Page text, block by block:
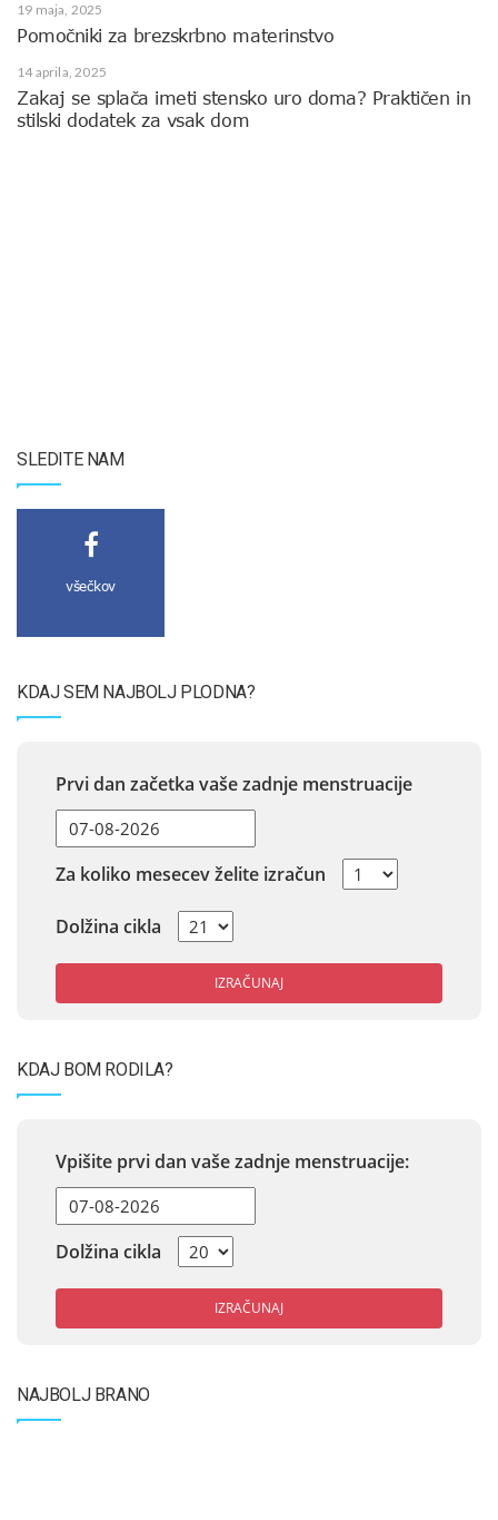
19 maja, 2025
Pomočniki za brezskrbno materinstvo
14 aprila, 2025
Zakaj se splača imeti stensko uro doma? Praktičen in
stilski dodatek za vsak dom
SLEDITE NAM
všečkov
KDAJ SEM NAJBOLJ PLODNA?
Prvi dan začetka vaše zadnje menstruacije
Za koliko mesecev želite izračun
Dolžina cikla
IZRAČUNAJ
KDAJ BOM RODILA?
Vpišite prvi dan vaše zadnje menstruacije:
Dolžina cikla
IZRAČUNAJ
NAJBOLJ BRANO